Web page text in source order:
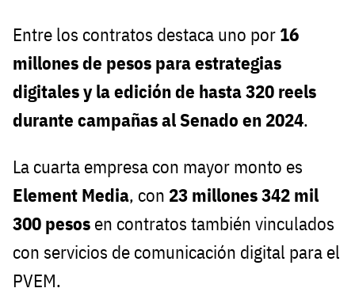
Entre los contratos destaca uno por 16
millones de pesos para estrategias
digitales y la edición de hasta 320 reels
durante campañas al Senado en 2024.
La cuarta empresa con mayor monto es
Element Media, con 23 millones 342 mil
300 pesos en contratos también vinculados
con servicios de comunicación digital para el
PVEM.